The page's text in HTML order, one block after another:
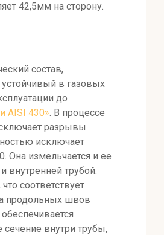
42,5мм на сторону.
состав,
в газовых
до
AISI 430». В процессе
разрывы
исключает
Она измельчается и ее
внутренней трубой.
что соответствует
продольных швов
внутри трубы,